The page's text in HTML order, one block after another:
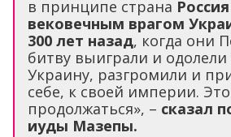
в принципе страна
вековечным врагом
300 лет назад, когда они
битву выиграли и
Украину, разгромили и
себе, к своей империи.
продолжаться», – сказал
иуды Мазепы.